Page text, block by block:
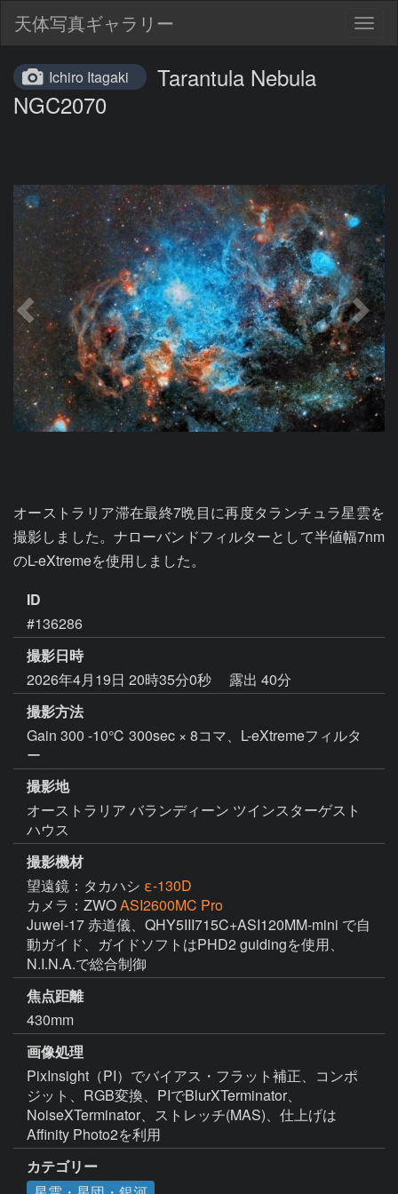
天体写真ギャラリー
Ichiro Itagaki
Tarantula Nebula
NGC2070
オーストラリア滞在最終7晩目に再度タランチュラ星雲を
撮影しました。ナローバンドフィルターとして半値幅7nm
のL-eXtremeを使用しました。
ID
#136286
撮影日時
2026年4月19日 20時35分0秒
露出 40分
撮影方法
Gain 300 -10℃ 300sec × 8コマ、L-eXtremeフィルタ
ー
撮影地
オーストラリア バランディーン ツインスターゲスト
ハウス
撮影機材
望遠鏡：タカハシ ε-130D
カメラ：ZWOASI2600MC Pro
Juwei-17 赤道儀、QHY5III715C+ASI120MM-mini で自
動ガイド、ガイドソフトはPHD2 guidingを使用、
焦点距離
430mm
画像処理
PixInsight（PI）でバイアス・フラット補正、コンポ
ジット、RGB変換、PIでBlurXTerminator、
NoiseXTerminator、ストレッチ(MAS)、仕上げは
Affinity Photo2を利用
カテゴリー